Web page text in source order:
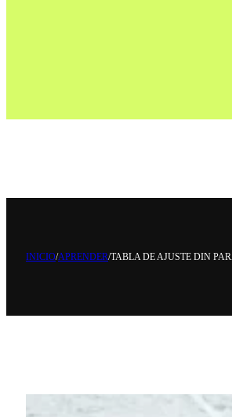
INICIO/APRENDER/TABLA DE AJUSTE DIN